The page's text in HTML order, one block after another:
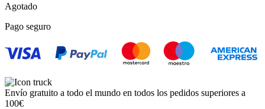
Agotado
Pago seguro
Envío gratuito a todo el mundo en todos los pedidos superiores a
100€